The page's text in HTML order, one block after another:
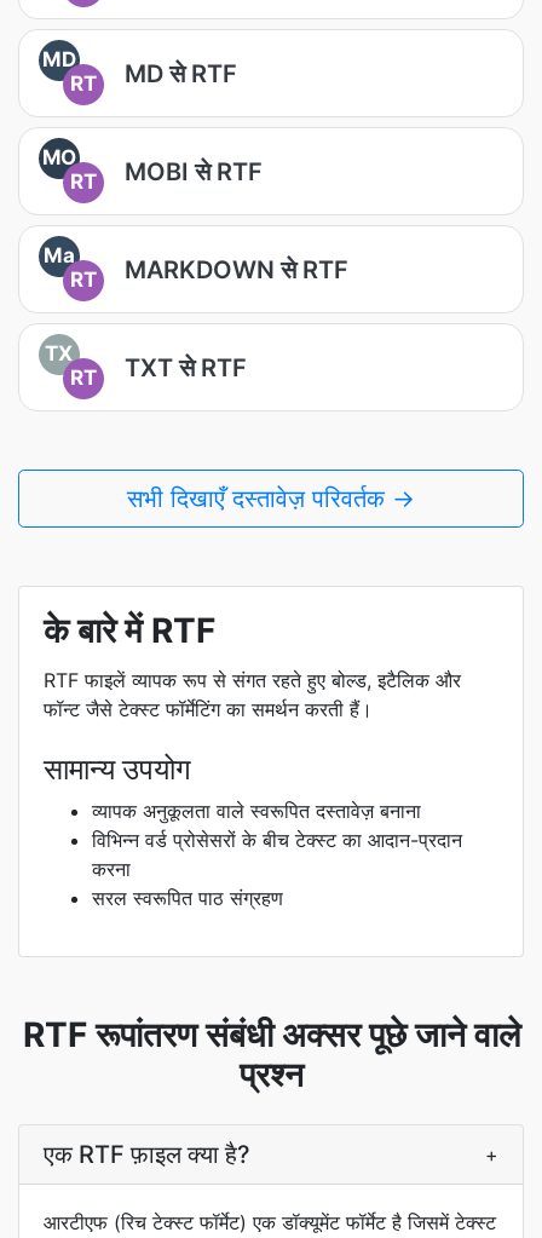
MD
RT
MD से RTF
MO
RT
MOBI से RTF
Ma
RT
MARKDOWN से RTF
TX
RT
TXT से RTF
सभी दिखाएँ दस्तावेज़ परिवर्तक →
के बारे में RTF
RTF फाइलें व्यापक रूप से संगत रहते हुए बोल्ड, इटैलिक और
फॉन्ट जैसे टेक्स्ट फॉर्मेटिंग का समर्थन करती हैं।
सामान्य उपयोग
व्यापक अनुकूलता वाले स्वरूपित दस्तावेज़ बनाना
विभिन्न वर्ड प्रोसेसरों के बीच टेक्स्ट का आदान-प्रदान
करना
सरल स्वरूपित पाठ संग्रहण
RTF रूपांतरण संबंधी अक्सर पूछे जाने वाले
प्रश्न
एक RTF फ़ाइल क्या है? +
आरटीएफ (रिच टेक्स्ट फॉर्मेट) एक डॉक्यूमेंट फॉर्मेट है जिसमें टेक्स्ट